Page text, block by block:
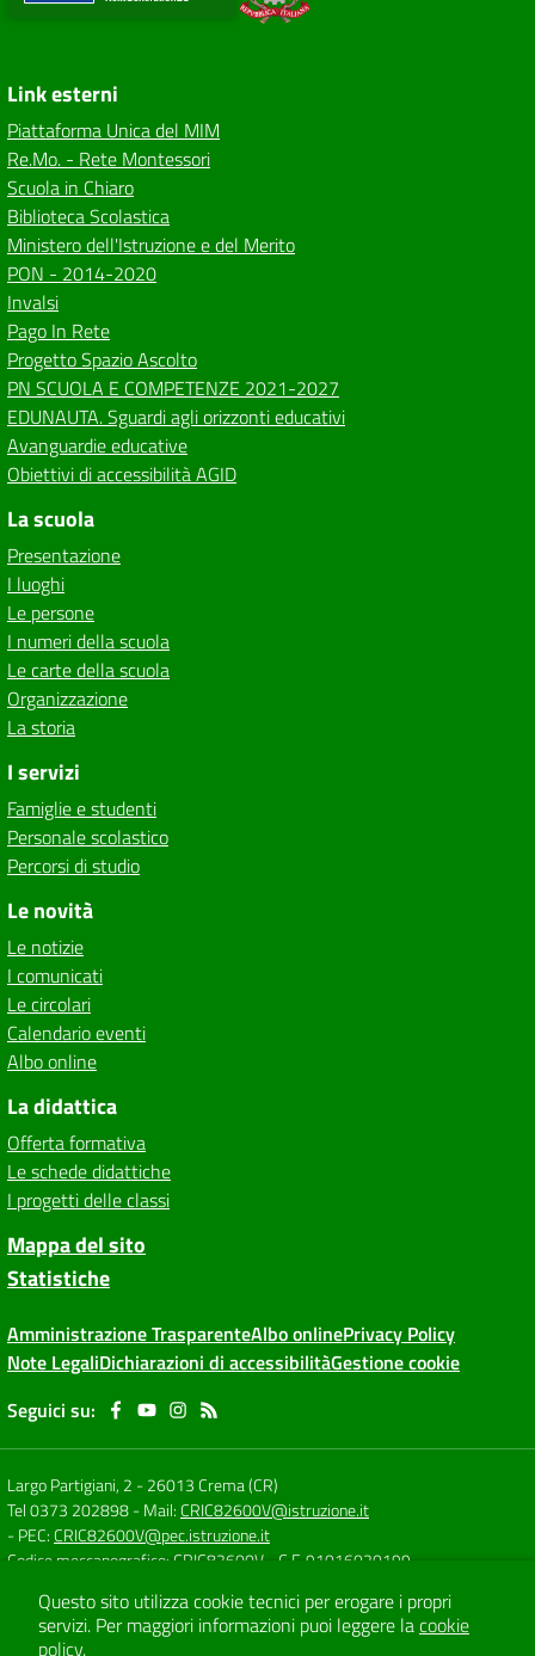
Link esterni
Piattaforma Unica del MIM
Re.Mo. - Rete Montessori
Scuola in Chiaro
Biblioteca Scolastica
Ministero dell'Istruzione e del Merito
PON - 2014-2020
Invalsi
Pago In Rete
Progetto Spazio Ascolto
PN SCUOLA E COMPETENZE 2021-2027
EDUNAUTA. Sguardi agli orizzonti educativi
Avanguardie educative
Obiettivi di accessibilità AGID
La scuola
Presentazione
I luoghi
Le persone
I numeri della scuola
Le carte della scuola
Organizzazione
La storia
I servizi
Famiglie e studenti
Personale scolastico
Percorsi di studio
Le novità
Le notizie
I comunicati
Le circolari
Calendario eventi
Albo online
La didattica
Offerta formativa
Le schede didattiche
I progetti delle classi
Mappa del sito
Statistiche
Amministrazione TrasparenteAlbo onlinePrivacy Policy
Note LegaliDichiarazioni di accessibilitàGestione cookie
Seguici su:
Largo Partigiani, 2 -26013 Crema (CR)
Tel 0373 202898- Mail:CRIC82600V@istruzione.it
- PEC:CRIC82600V@pec.istruzione.it
Codice meccanografico: CRIC82600V
- C.F. 91016020199
Concept & Design by
Designers Italia
Questo sito utilizza cookie tecnici per erogare i propri
servizi. Per maggiori informazioni puoi leggere lacookie
policy.